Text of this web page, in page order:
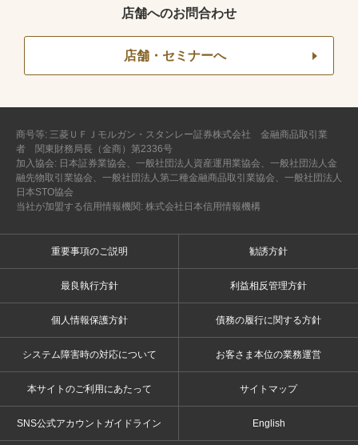
店舗へのお問合わせ
店舗・セミナーへ
商号等: 三菱ＵＦＪモルガン・スタンレー証券株式会社 金融商品取引業
者 関東財務局長（金商）第2336号
加入協会: 日本証券業協会、一般社団法人資産運用業協会、一般社団法人金
融先物取引業協会、一般社団法人第二種金融商品取引業協会、一般社団法人
日本STO協会
当社が加盟する信用情報機関: 株式会社日本信用情報機構
重要事項のご説明 勧誘方針
最良執行方針 利益相反管理方針
個人情報保護方針 債務の履行に関する方針
システム障害時の対応について お客さま本位の業務運営
本サイトのご利用にあたって サイトマップ
SNS公式アカウントガイドライン English